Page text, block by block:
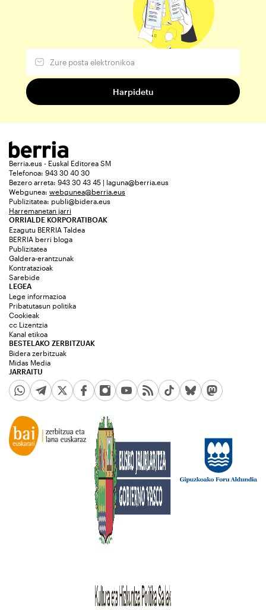
Berria.eus - Euskal Editorea SM
Telefonoa: 943 30 40 30
Bezero arreta: 943 30 43 45 | laguna@berria.eus
Webgunea: webgunea@berria.eus
Publizitatea: publi@bidera.eus
Harremanetan jarri
ORRIALDE KORPORATIBOAK
Ezagutu BERRIA Taldea
BERRIA berri bloga
Publizitatea
Galdera-erantzunak
Kontratazioak
Sarebide
JARRAITU
LEGEA
Lege informazioa
Pribatutasun politika
Cookieak
cc Lizentzia
Kanal etikoa
BESTELAKO ZERBITZUAK
Bidera zerbitzuak
Midas Media